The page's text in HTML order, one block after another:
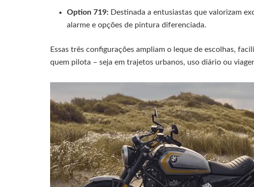
Option 719: Destinada a entusiastas que valorizam
alarme e opções de pintura diferenciada.
Essas três configurações ampliam o leque de escolhas,
quem pilota – seja em trajetos urbanos, uso diário ou